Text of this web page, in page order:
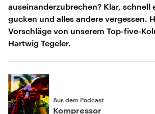
auseinanderzubrechen? Klar, schnell
gucken und alles andere vergessen.
Vorschläge von unserem Top-five-
Hartwig Tegeler.
Aus dem Podcast
Kompressor